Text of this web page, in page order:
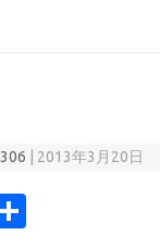
2013年3月20日
T